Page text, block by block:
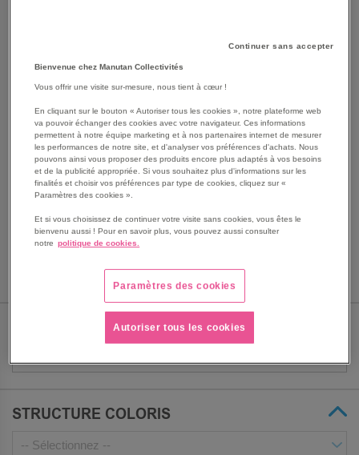
SKIP
BEGINNING
IMAGES
GALLERY
Les avantages
4 rangées de 3 casiers avec volets porte magazines
abattants coloris blanc.
1 tablette amovible.
Patins protègeplinthes et vérins de stabilisation.
Livré prêt à monter avec notice et quincaillerie
Voir le descriptif complet
STRUCTURE COLORIS
Continuer sans accepter
Bienvenue chez Manutan Collectivités
Vous offrir une visite sur-mesure, nous tient à cœur !
En cliquant sur le bouton « Autoriser tous les cookies », notre plateforme web
va pouvoir échanger des cookies avec votre navigateur. Ces informations
permettent à notre équipe marketing et à nos partenaires internet de mesurer
les performances de notre site, et d'analyser vos préférences d'achats. Nous
pouvons ainsi vous proposer des produits encore plus adaptés à vos besoins
et de la publicité appropriée. Si vous souhaitez plus d'informations sur les
finalités et choisir vos préférences par type de cookies, cliquez sur «
Paramètres des cookies ».
Et si vous choisissez de continuer votre visite sans cookies, vous êtes le
bienvenu aussi ! Pour en savoir plus, vous pouvez aussi consulter
notre politique de cookies.
Paramètres des cookies
Autoriser tous les cookies